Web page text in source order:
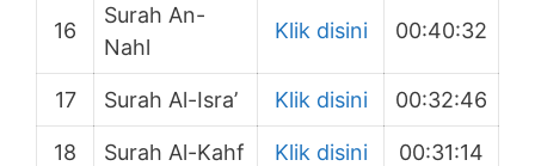
16
Surah An-
Nahl
Klik disini 00:40:32
17 Surah Al-Isra’ Klik disini 00:32:46
18 Surah Al-Kahf Klik disini 00:31:14